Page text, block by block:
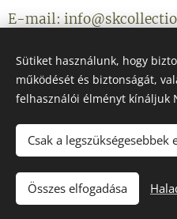
E-mail:
Az oldalt a
Sütiket használunk, hogy
működését és biztonságát,
felhasználói élményt kínáljuk
Csak a legszükségesebbek
Összes elfogadása